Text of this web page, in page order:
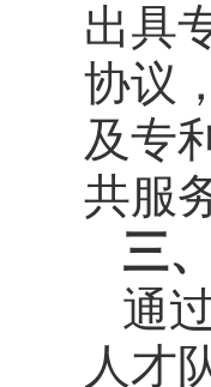
出具
协议
及专
共服
三
通
人才